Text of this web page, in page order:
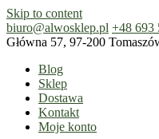
Skip to content
biuro@alwosklep.pl +48 693
Główna 57, 97-200
Blog
Sklep
Dostawa
Kontakt
Moje konto